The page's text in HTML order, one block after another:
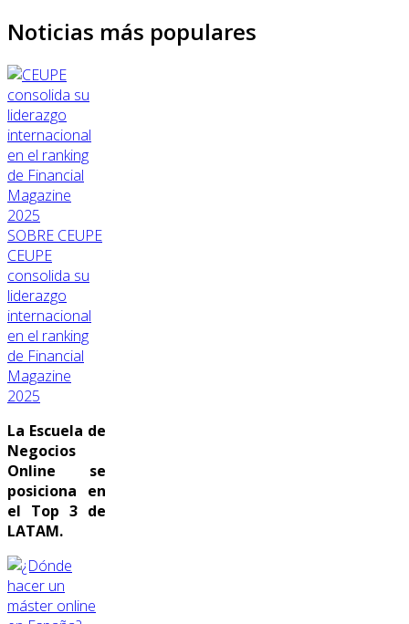
Noticias más populares
SOBRE CEUPE
CEUPE
consolida su
liderazgo
internacional
en el ranking
de Financial
Magazine
2025
La Escuela de
Negocios
Online se
posiciona en
el Top 3 de
LATAM.